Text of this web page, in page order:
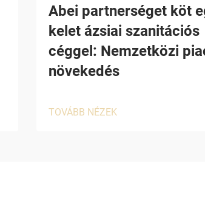
Abei partnerséget köt
kelet ázsiai szanitációs
céggel: Nemzetközi
növekedés
TOVÁBB NÉZEK